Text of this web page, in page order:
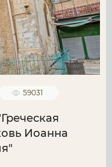
59031
Иоанна